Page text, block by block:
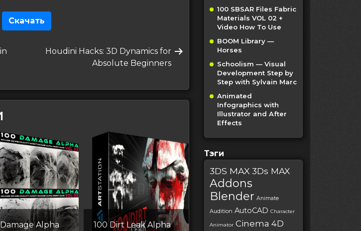
Скачать
Следующая
Houdini Hacks: 3D Dynamics for
Absolute Beginners
Alpha
100 Dirt Leak Alpha
100 SBSAR Files Fabric
Materials VOL 02 +
Video How To Use
BOOM Library —
Horses
Schoolism — Visual
Development Step by
Step with Sylvain Marc
Animated
Infographics with
Illustrator and After
Effects
Тэги
3DS MAX 3Ds MAX
Addons
Blender Animate
Audition AutoCAD Character
Animator Cinema 4D